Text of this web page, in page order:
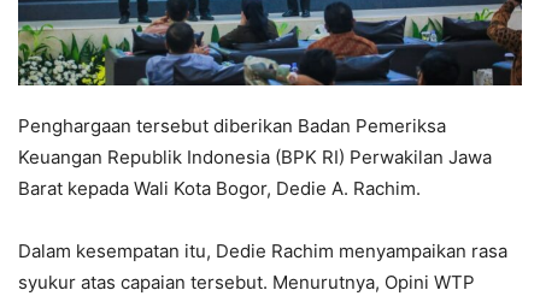
Penghargaan tersebut diberikan Badan Pemeriksa
Keuangan Republik Indonesia (BPK RI) Perwakilan Jawa
Barat kepada Wali Kota Bogor, Dedie A. Rachim.
Dalam kesempatan itu, Dedie Rachim menyampaikan rasa
syukur atas capaian tersebut. Menurutnya, Opini WTP